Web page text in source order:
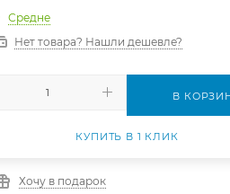
Средне
Нет товара? Нашли дешевле?
В
КУПИТЬ В 1 КЛИК
Хочу в подарок